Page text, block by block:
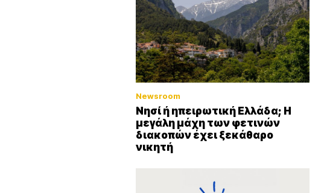
Newsroom
Νησί ή ηπειρωτική Ελλάδα; Η
μεγάλη μάχη των φετινών
διακοπών έχει ξεκάθαρο
νικητή